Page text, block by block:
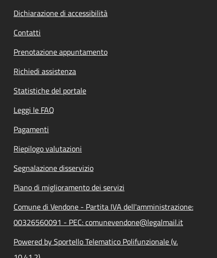
Dichiarazione di accessibilità
Contatti
Prenotazione appuntamento
Richiedi assistenza
Statistiche del portale
Leggi le FAQ
Pagamenti
Riepilogo valutazioni
Segnalazione disservizio
Piano di miglioramento dei servizi
Comune di Vendone - Partita IVA dell'amministrazione:
00326560091 - PEC: comunevendone@legalmail.it
Powered by Sportello Telematico Polifunzionale (v.